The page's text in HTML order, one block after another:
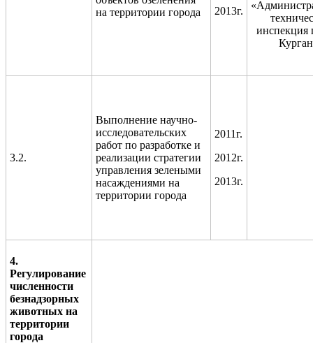
на территории города
2013г.
инспекция
3.2.
Выполнение научно-
исследовательских
работ по разработке и
реализации стратегии
управления зелеными
насаждениями на
территории города
2011г.
2012г.
2013г.
4.
Регулирование
численности
безнадзорных
животных на
территории
города